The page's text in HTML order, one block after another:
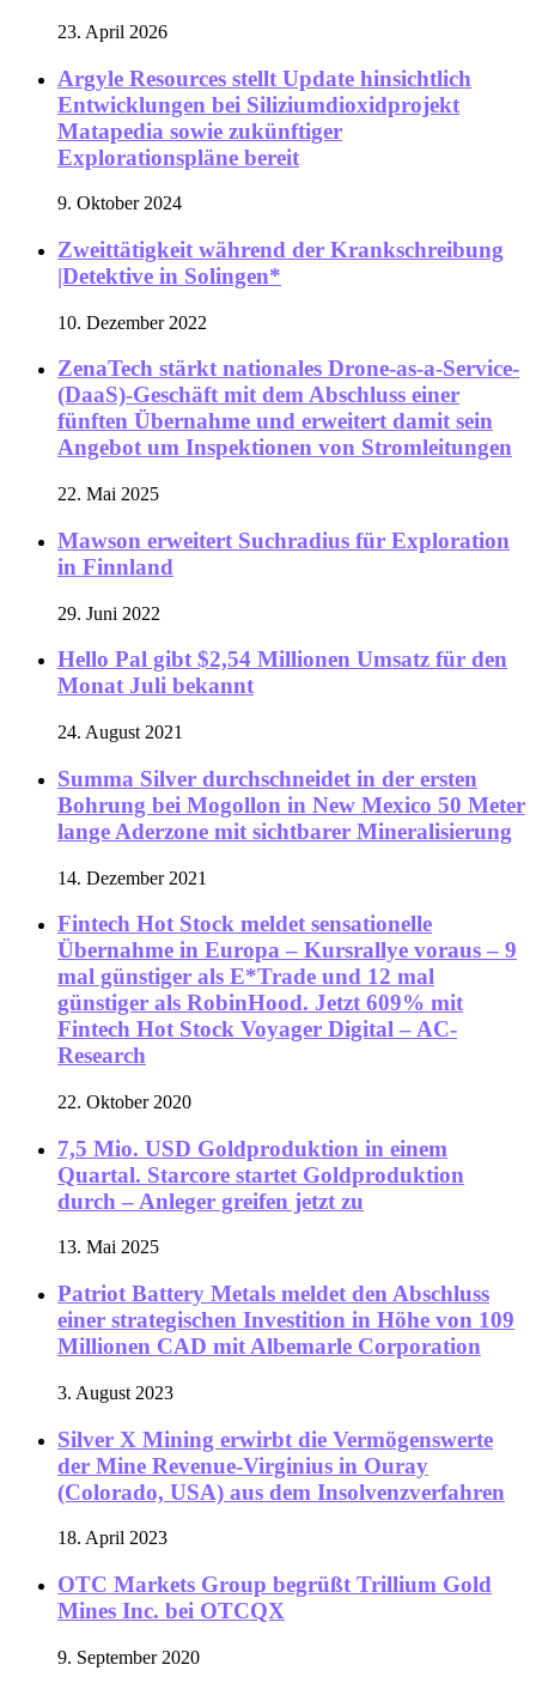
23. April 2026
Argyle Resources stellt Update hinsichtlich
Entwicklungen bei Siliziumdioxidprojekt
Matapedia sowie zukünftiger
Explorationspläne bereit
9. Oktober 2024
Zweittätigkeit während der Krankschreibung
|Detektive in Solingen*
10. Dezember 2022
ZenaTech stärkt nationales Drone-as-a-Service-
(DaaS)-Geschäft mit dem Abschluss einer
fünften Übernahme und erweitert damit sein
Angebot um Inspektionen von Stromleitungen
22. Mai 2025
Mawson erweitert Suchradius für Exploration
in Finnland
29. Juni 2022
Hello Pal gibt $2,54 Millionen Umsatz für den
Monat Juli bekannt
24. August 2021
Summa Silver durchschneidet in der ersten
Bohrung bei Mogollon in New Mexico 50 Meter
lange Aderzone mit sichtbarer Mineralisierung
14. Dezember 2021
Fintech Hot Stock meldet sensationelle
Übernahme in Europa – Kursrallye voraus – 9
mal günstiger als E*Trade und 12 mal
günstiger als RobinHood. Jetzt 609% mit
Fintech Hot Stock Voyager Digital – AC-
Research
22. Oktober 2020
7,5 Mio. USD Goldproduktion in einem
Quartal. Starcore startet Goldproduktion
durch – Anleger greifen jetzt zu
13. Mai 2025
Patriot Battery Metals meldet den Abschluss
einer strategischen Investition in Höhe von 109
Millionen CAD mit Albemarle Corporation
3. August 2023
Silver X Mining erwirbt die Vermögenswerte
der Mine Revenue-Virginius in Ouray
(Colorado, USA) aus dem Insolvenzverfahren
18. April 2023
OTC Markets Group begrüßt Trillium Gold
Mines Inc. bei OTCQX
9. September 2020